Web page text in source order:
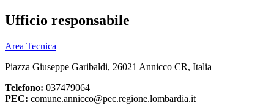
Ufficio responsabile
Area Tecnica
Piazza Giuseppe Garibaldi, 26021 Annicco CR, Italia
Telefono: 037479064
PEC: comune.annicco@pec.regione.lombardia.it